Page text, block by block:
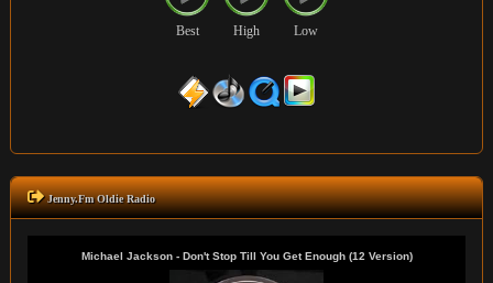
Best High Low
Jenny.Fm Oldie Radio